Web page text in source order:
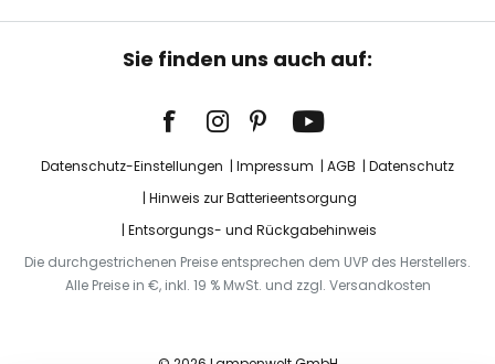
Sie finden uns auch auf:
Datenschutz-Einstellungen Impressum AGB
Datenschutz
Hinweis zur Batterieentsorgung
Entsorgungs- und Rückgabehinweis
Die durchgestrichenen Preise entsprechen dem UVP des Herstellers.
Alle Preise in €, inkl. 19 % MwSt. und zzgl. Versandkosten